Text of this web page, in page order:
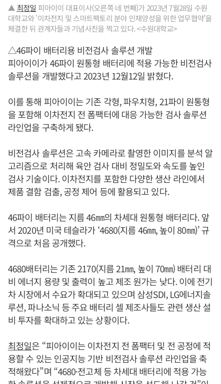
▲ 최정일 피아이이 대표이사(오른쪽 네 번째)가 2023년 7월28일 수원
대학교와 '이차전지 및 스마트팩토리 분야 인재양성을 위한 업무협약'을
체결한 뒤 관계자들과 기념사진을 찍고 있다. <수원대학교>
△46파이 배터리용 비전검사 솔루션 개발
피아이이가 46파이 원통형 배터리에 적용 가능한 비전검사
솔루션을 개발했다고 2023년 12월12일 밝혔다.
이를 통해 피아이이는 기존 각형, 파우치형, 21파이 원통형
을 포함해 이차전지 전 폼팩터에 대응 가능한 검사 솔루션
라인업을 구축하게 됐다.
비전검사 솔루션은 고속 카메라로 촬영한 이미지를 분석 알
고리즘으로 처리해 육안 검사 대비 정밀도와 속도를 높인
검사 기술이다. 이차전지를 포함한 다양한 생산 라인에서
제품 결함 검출, 공정 제어 등에 활용되고 있다.
46파이 배터리는 지름 46㎜의 차세대 원통형 배터리다. 앞
서 2020년 미국 테슬라가 ‘4680(지름 46㎜, 높이 80㎜)’ 규
격으로 처음 공개했다.
4680배터리는 기존 2170(지름 21㎜, 높이 70㎜) 배터리 대
비 에너지 용량 및 출력이 높고 제조 원가는 낮다. 이에 전기
차 시장에서 수요가 확대되고 있으며 삼성SDI, LG에너지솔
루션, 파나소닉 등 주요 배터리 셀 제조사들도 관련 생산 설
비 투자를 확대하고 있는 상황이다.
최정일은 “피아이이는 이차전지 전 폼팩터 및 전 공정에 적
용할 수 있는 인공지능 기반 비전검사 솔루션 라인업을 축
적해왔다”며 “4680·전고체 등 차세대 배터리에 적용 가능